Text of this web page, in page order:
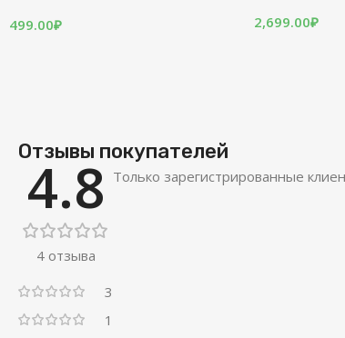
499.00₽
2,699.00₽
Отзывы покупателей
4.8
4 отзыва
3
1
Только зарегистрированные